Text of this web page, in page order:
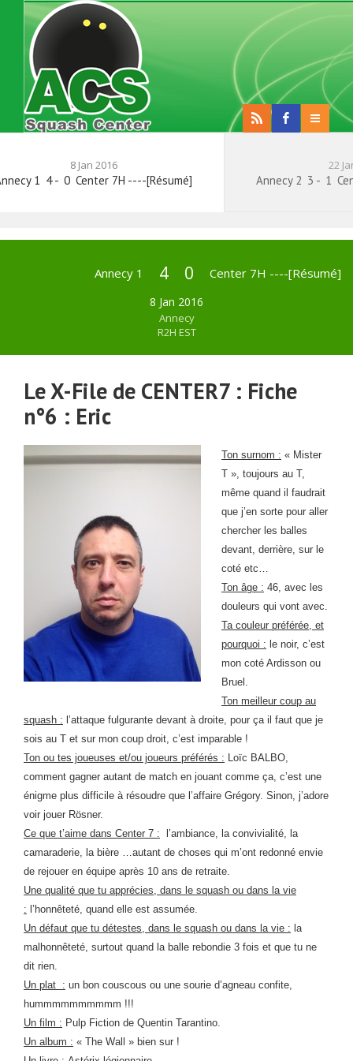
8 Jan 2016
1 4 - 0 Center 7H ----[Résumé]
22
Annecy 2 3 - 1
Annecy 1 4 0 Center 7H ----[Résumé]
8 Jan 2016
Annecy
R2H EST
Le X-File de CENTER7 : Fiche
n°6 : Eric
Ton surnom : « Mister
T », toujours au T,
même quand il faudrait
que j’en sorte pour aller
chercher les balles
devant, derrière, sur le
coté etc…
Ton âge : 46, avec les
douleurs qui vont avec.
Ta couleur préférée, et
pourquoi : le noir, c’est
mon coté Ardisson ou
Bruel.
Ton meilleur coup au
squash : l’attaque fulgurante devant à droite, pour ça il faut que je
sois au T et sur mon coup droit, c’est imparable !
Ton ou tes joueuses et/ou joueurs préférés : Loïc BALBO,
comment gagner autant de match en jouant comme ça, c’est une
énigme plus difficile à résoudre que l’affaire Grégory. Sinon, j’adore
voir jouer Rösner.
Ce que t’aime dans Center 7 : l’ambiance, la convivialité, la
camaraderie, la bière …autant de choses qui m’ont redonné envie
de rejouer en équipe après 10 ans de retraite.
Une qualité que tu apprécies, dans le squash ou dans la vie
: l’honnêteté, quand elle est assumée.
Un défaut que tu détestes, dans le squash ou dans la vie : la
malhonnêteté, surtout quand la balle rebondie 3 fois et que tu ne
dit rien.
Un plat : un bon couscous ou une sourie d’agneau confite,
hummmmmmmmmm !!!
Un film : Pulp Fiction de Quentin Tarantino.
Un album : « The Wall » bien sur !